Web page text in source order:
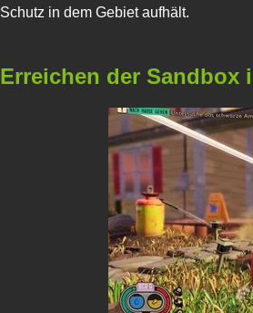
Schutz in dem Gebiet aufhält.
Erreichen der Sandbox